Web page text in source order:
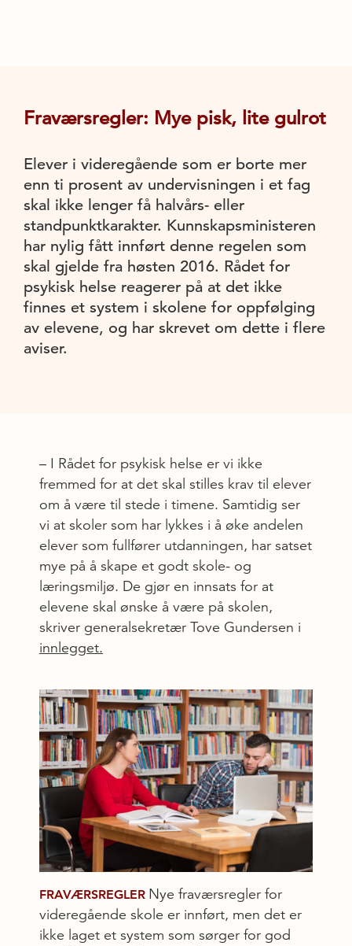
Fraværsregler: Mye pisk, lite gulrot
Elever i videregående som er borte mer
enn ti prosent av undervisningen i et fag
skal ikke lenger få halvårs- eller
standpunktkarakter. Kunnskapsministeren
har nylig fått innført denne regelen som
skal gjelde fra høsten 2016. Rådet for
psykisk helse reagerer på at det ikke
finnes et system i skolene for oppfølging
av elevene, og har skrevet om dette i flere
aviser.
– I Rådet for psykisk helse er vi ikke
fremmed for at det skal stilles krav til elever
om å være til stede i timene. Samtidig ser
vi at skoler som har lykkes i å øke andelen
elever som fullfører utdanningen, har satset
mye på å skape et godt skole- og
læringsmiljø. De gjør en innsats for at
elevene skal ønske å være på skolen,
skriver generalsekretær Tove Gundersen i
innlegget.
FRAVÆRSREGLER Nye fraværsregler for
videregående skole er innført, men det er
ikke laget et system som sørger for god